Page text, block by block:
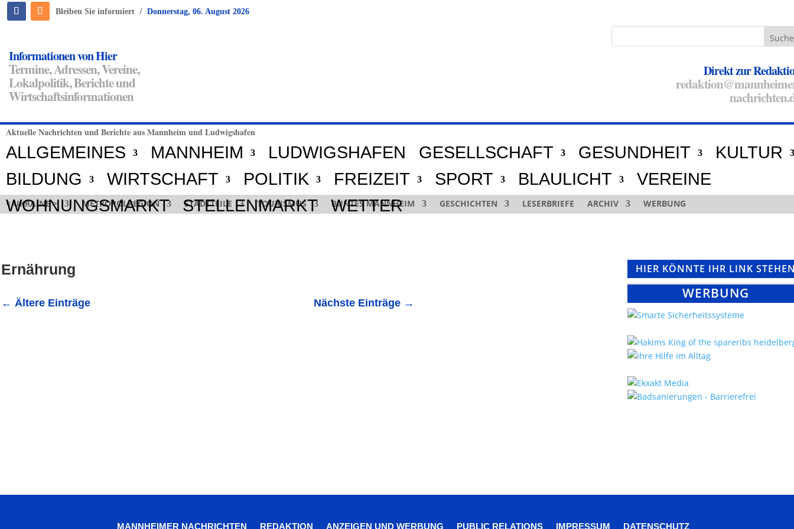
Bleiben Sie informiert / Donnerstag, 06. August 2026
Informationen von Hier
Termine, Adressen, Vereine,
Lokalpolitik, Berichte und
Wirtschaftsinformationen
Direkt zur
Aktuelle Nachrichten und Berichte aus Mannheim und Ludwigshafen
ALLGEMEINES MANNHEIM LUDWIGSHAFEN GESELLSCHAFT GESUNDHEIT
KULTUR
BILDUNG
WIRTSCHAFT POLITIK FREIZEIT SPORT BLAULICHT
VEREINE
WOHNUNGSMARKT
STELLENMARKT WETTER
< UKRAINE > METROPOLREGION STADTTEILE TOURISMUS BUNTES MANNHEIM GESCHICHTEN LESERBRIEFE ARCHIV WERBUNG
Ernährung
← Ältere Einträge Nächste Einträge→
HIER KÖNNTE IHR LINK
WERBUNG
MANNHEIMER NACHRICHTEN REDAKTION ANZEIGEN UND WERBUNG PUBLIC RELATIONS IMPRESSUM DATENSCHUTZ